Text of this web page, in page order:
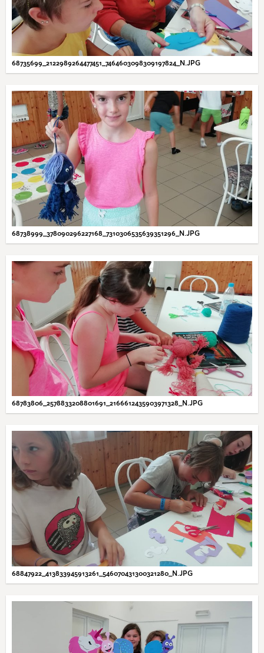
68735699_2122989264477451_7464603098309197824_N.JPG
68738999_378090296227168_7310306535639351296_N.JPG
68783806_2578833208801691_2166612435903971328_N.JPG
68847922_413833945913261_546070431300321280_N.JPG